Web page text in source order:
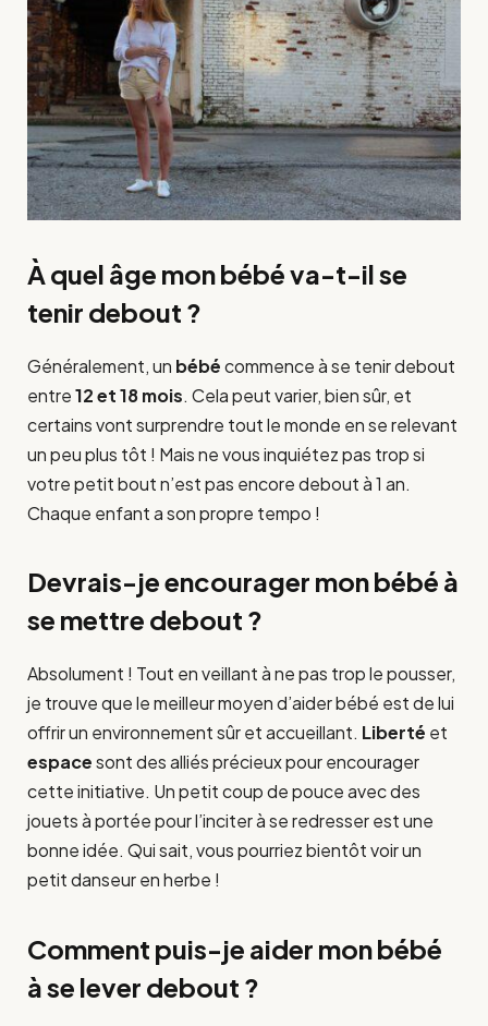
À quel âge mon bébé va-t-il se
tenir debout ?
Généralement, un bébécommence à se tenir debout
entre12 et 18 mois. Cela peut varier, bien sûr, et
certains vont surprendre tout le monde en se relevant
un peu plus tôt ! Mais ne vous inquiétez pas trop si
votre petit bout n’est pas encore debout à 1 an.
Chaque enfant a son propre tempo !
Devrais-je encourager mon bébé à
se mettre debout ?
Absolument ! Tout en veillant à ne pas trop le pousser,
je trouve que le meilleur moyen d’aider bébé est de lui
offrir un environnement sûr et accueillant. Liberté et
espacesont des alliés précieux pour encourager
cette initiative. Un petit coup de pouce avec des
jouets à portée pour l’inciter à se redresser est une
bonne idée. Qui sait, vous pourriez bientôt voir un
petit danseur en herbe !
Comment puis-je aider mon bébé
à se lever debout ?